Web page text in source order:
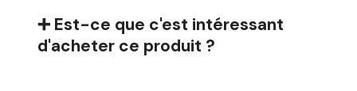
➕ Est-ce que c'est intéressant
d'acheter ce produit ?